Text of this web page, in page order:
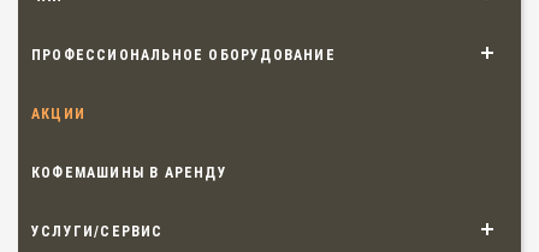
ПРОФЕССИОНАЛЬНОЕ ОБОРУДОВАНИЕ
АКЦИИ
КОФЕМАШИНЫ В АРЕНДУ
УСЛУГИ/СЕРВИС